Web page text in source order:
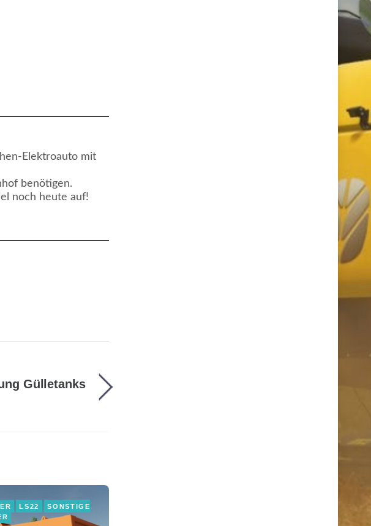
Elektroauto mit
benötigen.
noch heute auf!
Gülletanks
LS22
SONSTIGE